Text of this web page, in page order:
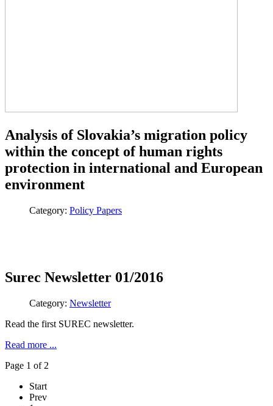
Analysis of Slovakia’s migration policy
within the concept of human rights
protection in international and European
environment
Category: Policy Papers
Surec Newsletter 01/2016
Category: Newsletter
Read the first SUREC newsletter.
Read more ...
Page 1 of 2
Start
Prev